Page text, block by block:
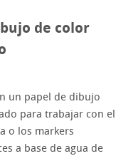
de color
un papel de dibujo
para trabajar con el
o los markers
a base de agua de